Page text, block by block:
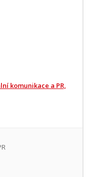
komunikace a PR,